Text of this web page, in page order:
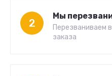
2
Мы
Перезваниваем
заказа